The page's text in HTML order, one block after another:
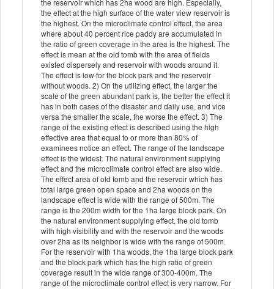
the reservoir which has 2ha wood are high. Especially,
the effect at the high surface of the water view reservoir is
the highest. On the microclimate control effect, the area
where about 40 percent rice paddy are accumulated in
the ratio of green coverage in the area is the highest. The
effect is mean at the old tomb with the area of fields
existed dispersely and reservoir with woods around it.
The effect is low for the block park and the reservoir
without woods. 2) On the utilizing effect, the larger the
scale of the green abundant park is, the better the effect it
has in both cases of the disaster and daily use, and vice
versa the smaller the scale, the worse the effect. 3) The
range of the existing effect is described using the high
effective area that equal to or more than 80% of
examinees notice an effect. The range of the landscape
effect is the widest. The natural environment supplying
effect and the microclimate control effect are also wide.
The effect area of old tomb and the reservoir which has
total large green open space and 2ha woods on the
landscape effect is wide with the range of 500m. The
range is the 200m width for the 1ha large block park. On
the natural environment supplying effect, the old tomb
with high visibility and with the reservoir and the woods
over 2ha as its neighbor is wide with the range of 500m.
For the reservoir with 1ha woods, the 1ha large block park
and the block park which has the high ratio of green
coverage result in the wide range of 300-400m. The
range of the microclimate control effect is very narrow. For